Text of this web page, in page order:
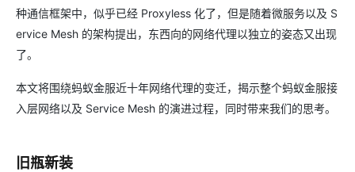
种通信框架中，似乎已经 Proxyless 化了，但是随着微服务以及 S
ervice Mesh 的架构提出，东西向的网络代理以独立的姿态又出现
了。
本文将围绕蚂蚁金服近十年网络代理的变迁，揭示整个蚂蚁金服接
入层网络以及 Service Mesh 的演进过程，同时带来我们的思考。
旧瓶新装